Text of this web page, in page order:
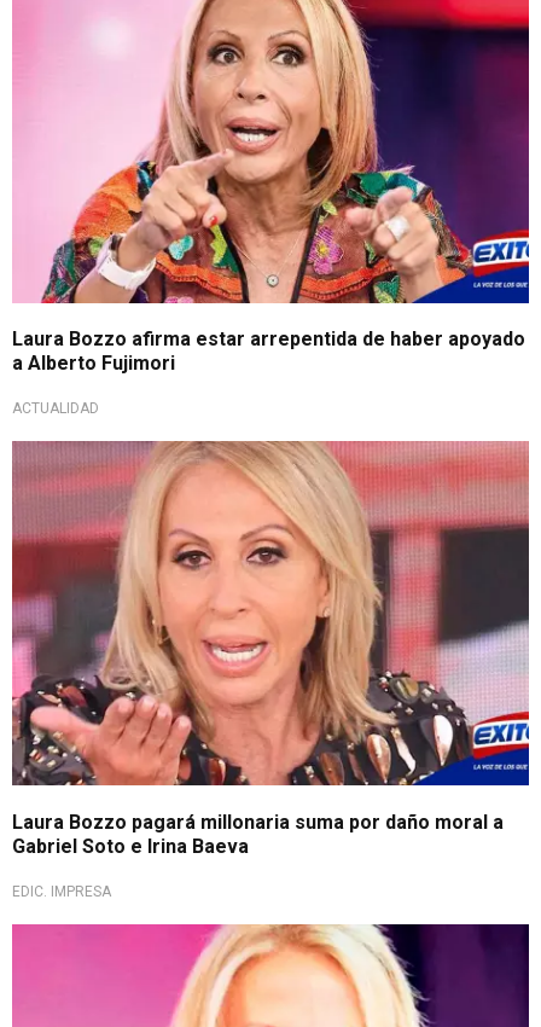
Laura Bozzo afirma estar arrepentida de haber apoyado
a Alberto Fujimori
ACTUALIDAD
Laura Bozzo pagará millonaria suma por daño moral a
Gabriel Soto e Irina Baeva
EDIC. IMPRESA